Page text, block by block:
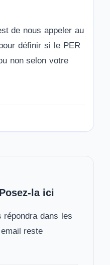
de nous appeler au
définir si le PER
non selon votre
la ici
répondra dans les
reste